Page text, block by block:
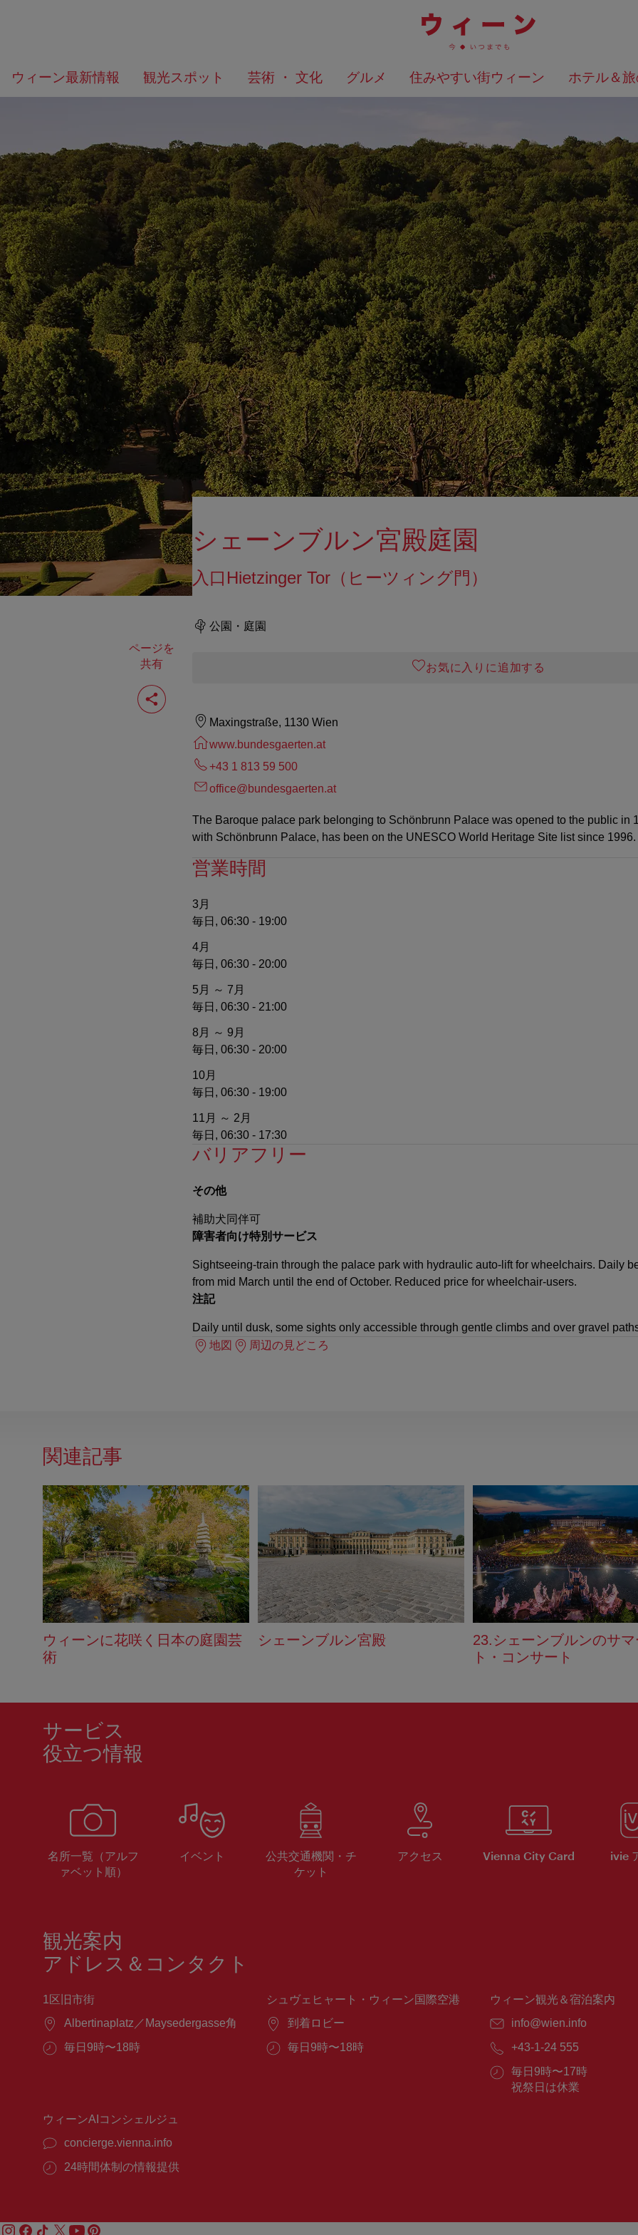
ニ
の
ト
ッ
プ
へ
ウィーン最新情報 観光スポット 芸術 ・ 文化 グルメ 住みやすい街ウィーン ホテル＆
何
を
お
す
か？
ページを
共有
ペ
ー
ジ
シェーンブルン宮殿庭園
入口Hietzinger Tor（ヒーツィング門）
公園・庭園
お気に入りに追加する
Maxingstraße, 1130 Wien
www.bundesgaerten.at
+43 1 813 59 500
office@bundesgaerten.at
The Baroque palace park belonging to Schönbrunn Palace was opened to the public in
with Schönbrunn Palace, has been on the UNESCO World Heritage Site list since 1996.
営業時間
3月
毎日, 06:30 - 19:00
4月
毎日, 06:30 - 20:00
5月 ～ 7月
毎日, 06:30 - 21:00
8月 ～ 9月
毎日, 06:30 - 20:00
10月
毎日, 06:30 - 19:00
11月 ～ 2月
毎日, 06:30 - 17:30
バリアフリー
その他
補助犬同伴可
障害者向け特別サービス
Sightseeing-train through the palace park with hydraulic auto-lift for wheelchairs. Daily
from mid March until the end of October. Reduced price for wheelchair-users.
注記
Daily until dusk, some sights only accessible through gentle climbs and over gravel
地図
周辺の見どころ
関連記事
ウィーンに花咲く日本の庭園芸
術
シェーンブルン宮殿
23.シェーンブルンのサ
ト・コンサート
サービス
役立つ情報
名所一覧（アルフ
ァベット順）
イベント
公共交通機関・チ
ケット
アクセス Vienna City Card ivie
観光案内
アドレス＆コンタクト
1区旧市街
場
Albertinaplatz／Maysedergasse角
営
毎日9時〜18時
シュヴェヒャート・ウィーン国際空港
場
到着ロビー
営
毎日9時〜18時
ウィーン観光＆宿泊案内
E
ー
ル：
info@wien.info
電
番
号：
+43-1-24 555
営
業
毎日9時〜17時
祝祭日は休業
ウィーンAIコンシェルジュ
concierge.vienna.info
24時間体制の情報提供